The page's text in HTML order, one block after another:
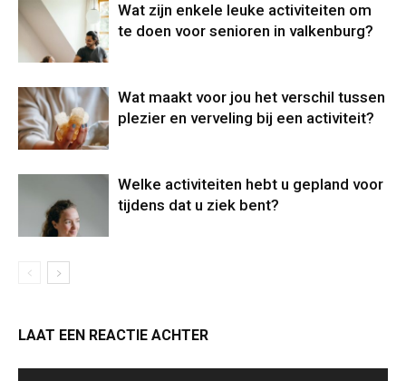
Wat zijn enkele leuke activiteiten om
te doen voor senioren in valkenburg?
Wat maakt voor jou het verschil tussen
plezier en verveling bij een activiteit?
Welke activiteiten hebt u gepland voor
tijdens dat u ziek bent?
LAAT EEN REACTIE ACHTER